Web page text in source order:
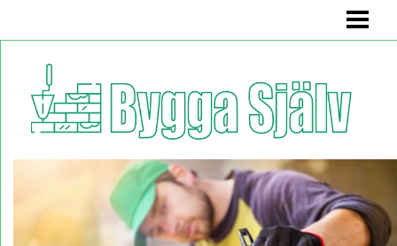
BADRUMSMÖBEL
BÄNK MED FÖRVARING
BLOGG